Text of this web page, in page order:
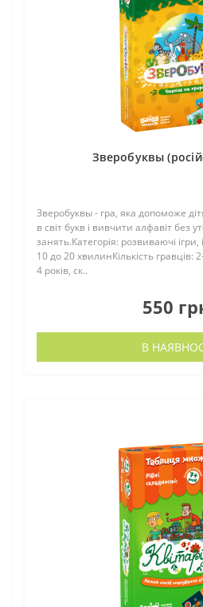
Зверобуквы
Зверобуквы - гра, яка допоможе
в світ букв і вивчити алфавіт без
занять.Категорія: розвиваючі ігри,
10 до 20 хвилинКількість гравців:
4 років, ск..
550
В